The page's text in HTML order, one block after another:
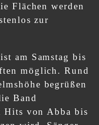
Flächen werden
zur
am Samstag bis
möglich. Rund
begrüßen
Band
Hits von Abba bis